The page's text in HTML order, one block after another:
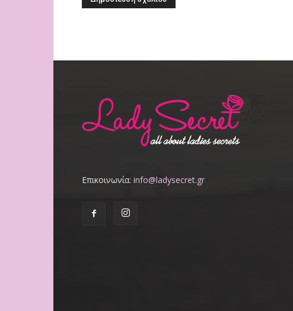
Επικοινωνία: info@ladysecret.gr